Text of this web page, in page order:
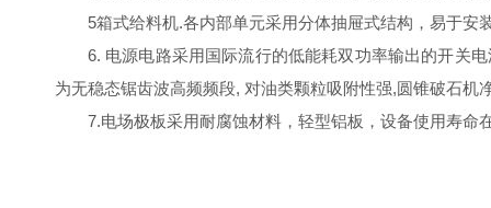
5箱式给料机.各内部单元采用分体抽屉式结构，易
6. 电源电路采用国际流行的低能耗双功率输出的开关
为无稳态锯齿波高频频段, 对油类颗粒吸附性强,圆锥破
7.电场极板采用耐腐蚀材料，轻型铝板，设备使用寿命